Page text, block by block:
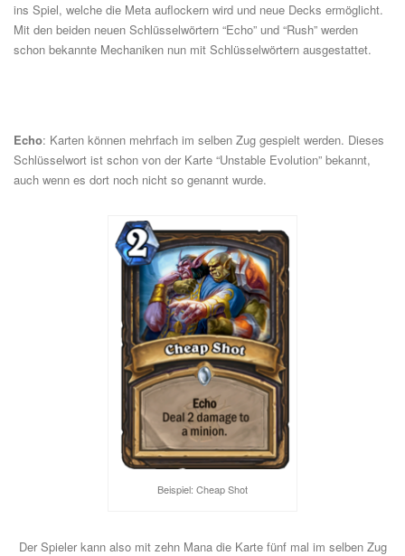
ins Spiel, welche die Meta auflockern wird und neue Decks ermöglicht.
Mit den beiden neuen Schlüsselwörtern “Echo” und “Rush” werden
schon bekannte Mechaniken nun mit Schlüsselwörtern ausgestattet.
Echo: Karten können mehrfach im selben Zug gespielt werden. Dieses
Schlüsselwort ist schon von der Karte “Unstable Evolution” bekannt,
auch wenn es dort noch nicht so genannt wurde.
Beispiel: Cheap Shot
Der Spieler kann also mit zehn Mana die Karte fünf mal im selben Zug